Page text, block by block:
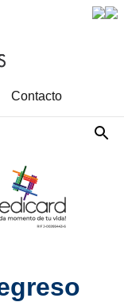
Contacto